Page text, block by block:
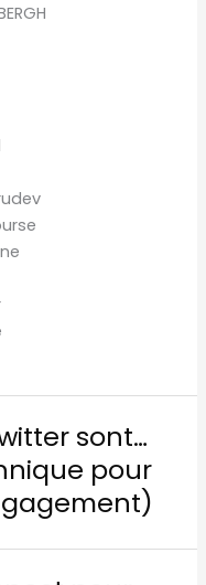
sont…
pour